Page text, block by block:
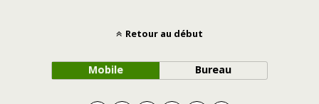
Retour au début
Mobile Bureau